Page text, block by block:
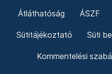
Átláthatóság ÁSZF
Sütitájékoztató Süti
Kommentelési